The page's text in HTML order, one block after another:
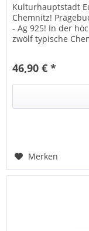
Kulturhauptstadt
Chemnitz!
- Ag 925! In der
zwölf typische
46,90 € *
Merken